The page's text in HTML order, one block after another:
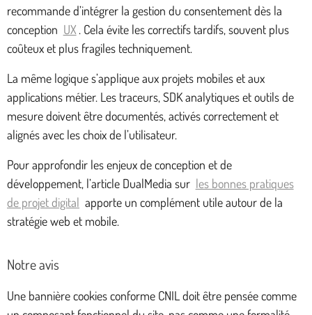
recommande d’intégrer la gestion du consentement dès la
conception UX . Cela évite les correctifs tardifs, souvent plus
coûteux et plus fragiles techniquement.
La même logique s’applique aux projets mobiles et aux
applications métier. Les traceurs, SDK analytiques et outils de
mesure doivent être documentés, activés correctement et
alignés avec les choix de l’utilisateur.
Pour approfondir les enjeux de conception et de
développement, l’article DualMedia sur les bonnes pratiques
de projet digital apporte un complément utile autour de la
stratégie web et mobile.
Notre avis
Une bannière cookies conforme CNIL doit être pensée comme